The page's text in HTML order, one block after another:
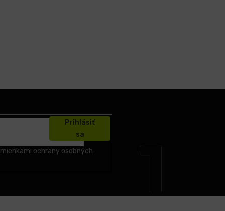
ochrany osobných
Prihlásiť
sa